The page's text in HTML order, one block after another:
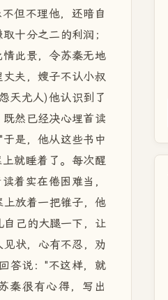
但不理他，还暗自
十分之二的利润；
此景，令苏秦无地
夫，嫂子不认小叔
天尤人)他认识到了
然已经决心埋首读
是，他从这些书中
就睡着了。每次醒
着实在倦困难当，
放着一把锥子，他
己的大腿一下，让
状，心有不忍，劝
答说："不这样，就
秦很有心得，写出